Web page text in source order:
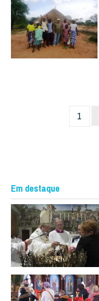
1
Em destaque